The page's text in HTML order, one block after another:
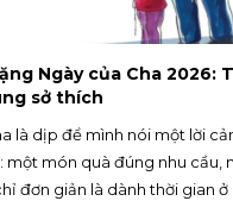
Ngày của Cha 2026:
sở thích
là dịp để mình nói một lời
một món quà đúng nhu cầu,
đơn giản là dành thời gian ở